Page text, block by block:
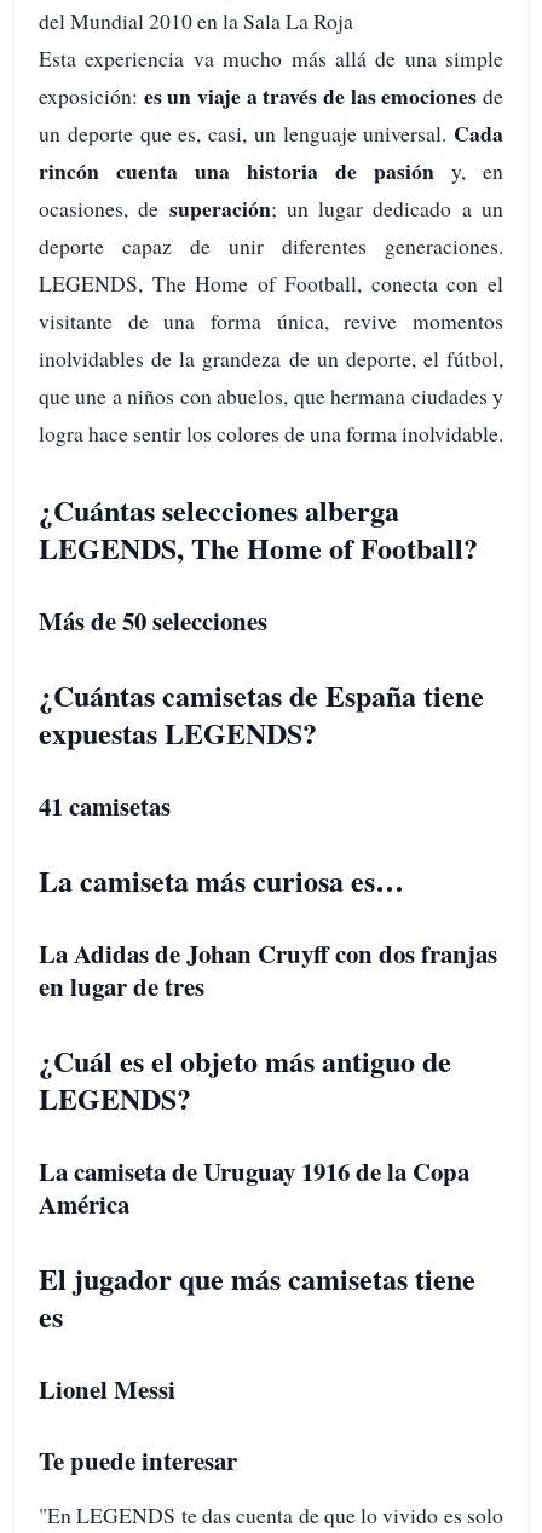
del Mundial 2010 en la Sala La Roja
Esta experiencia va mucho más allá de una simple
exposición: es un viaje a través de las emociones de
un deporte que es, casi, un lenguaje universal. Cada
rincón cuenta una historia de pasión y, en
ocasiones, de superación; un lugar dedicado a un
deporte capaz de unir diferentes generaciones.
LEGENDS, The Home of Football, conecta con el
visitante de una forma única, revive momentos
inolvidables de la grandeza de un deporte, el fútbol,
que une a niños con abuelos, que hermana ciudades y
logra hace sentir los colores de una forma inolvidable.
¿Cuántas selecciones alberga
LEGENDS, The Home of Football?
Más de 50 selecciones
¿Cuántas camisetas de España tiene
expuestas LEGENDS?
41 camisetas
La camiseta más curiosa es…
La Adidas de Johan Cruyff con dos franjas
en lugar de tres
¿Cuál es el objeto más antiguo de
LEGENDS?
La camiseta de Uruguay 1916 de la Copa
América
El jugador que más camisetas tiene
es
Lionel Messi
Te puede interesar
"En LEGENDS te das cuenta de que lo vivido es solo